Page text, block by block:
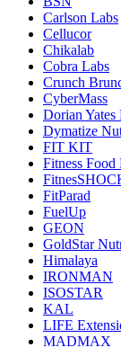
Carlson Labs
Cellucor
Chikalab
Cobra Labs
Crunch
CyberMass
Dorian
Dymatize
FIT KIT
Fitness Food
FitParad
FuelUp
GEON
GoldStar
Himalaya
IRONMAN
ISOSTAR
KAL
LIFE
MADMAX